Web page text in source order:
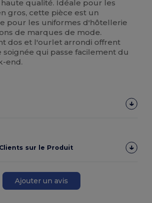
qualité. Idéale pour les
gros, cette pièce est un
pour les uniformes d'hôtellerie
de marques de mode.
dos et l'ourlet arrondi offrent
qui passe facilement du
end.
sur le Produit
Ajouter un avis